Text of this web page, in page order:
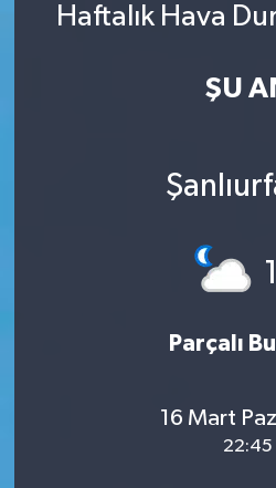
Haftalık Hava
ŞU
Parçalı
16 Mart
22:45
Son Dakika Haberleri